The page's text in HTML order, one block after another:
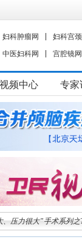
妇科肿瘤网
妇科宫
中医妇科网
宫腔镜网
视频中心 专家
压力很大”手术系列